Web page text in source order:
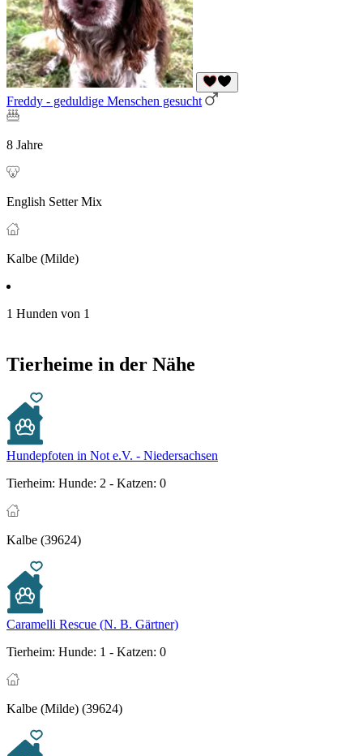
Freddy - geduldige Menschen gesucht
8 Jahre
English Setter Mix
Kalbe (Milde)
1 Hunden von 1
Tierheime in der Nähe
Hundepfoten in Not e.V. - Niedersachsen
Tierheim: Hunde: 2 - Katzen: 0
Kalbe (39624)
Caramelli Rescue (N. B. Gärtner)
Tierheim: Hunde: 1 - Katzen: 0
Kalbe (Milde) (39624)